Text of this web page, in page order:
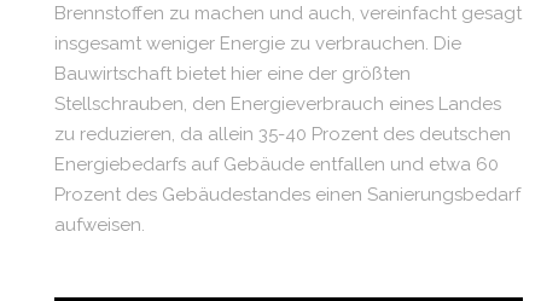
Brennstoffen zu machen und auch, vereinfacht gesagt
insgesamt weniger Energie zu verbrauchen. Die
Bauwirtschaft bietet hier eine der größten
Stellschrauben, den Energieverbrauch eines Landes
zu reduzieren, da allein 35-40 Prozent des deutschen
Energiebedarfs auf Gebäude entfallen und etwa 60
Prozent des Gebäudestandes einen Sanierungsbedarf
aufweisen.